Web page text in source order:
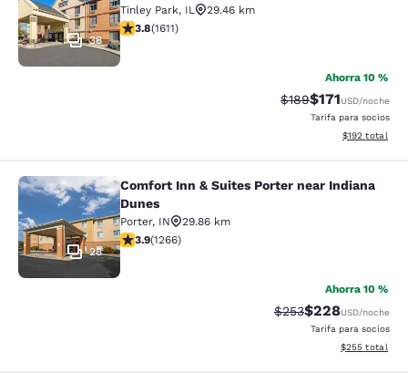
38
Tinley Park, IL
29.46 km
Calificación de 3.8 estrellas. Bueno. 1611 reseñas
3.8(1611)
Ahorra 10 %
Tarifa tachada:
$189Tarifa reducida:
$171USD/noche
Tarifa para socios
Ver detalles
$192 total
Comfort Inn & Suites Porter near
28
Comfort Inn & Suites Porter near Indiana
Dunes
Porter, IN
29.86 km
Calificación de 3.91 estrellas. Bueno. 1266 reseñas
3.9(1266)
Ahorra 10 %
Tarifa tachada:
$253Tarifa reducida:
$228USD/noche
Tarifa para socios
Ver detalles
$255 total